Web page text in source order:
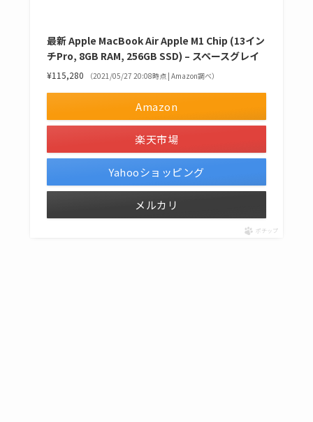
最新 Apple MacBook Air Apple M1 Chip (13イン
チPro, 8GB RAM, 256GB SSD) – スペースグレイ
¥115,280 （2021/05/27 20:08時点 | Amazon調べ）
Amazon
楽天市場
Yahooショッピング
メルカリ
ポチップ